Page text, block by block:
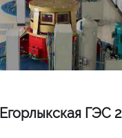
Егорлыкская ГЭС 2